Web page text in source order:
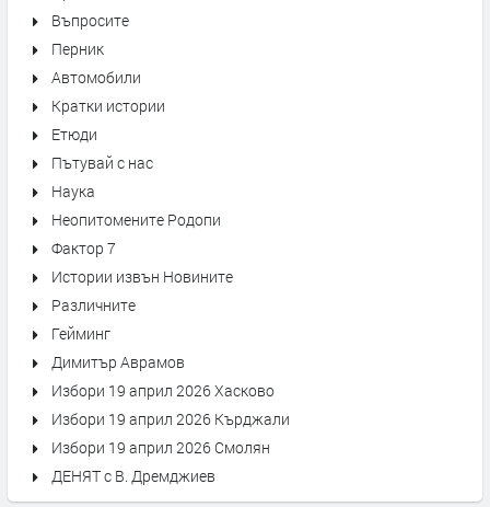
Въпросите
Перник
Автомобили
Кратки истории
Етюди
Пътувай с нас
Наука
Неопитомените Родопи
Фактор 7
Истории извън Новините
Различните
Гейминг
Димитър Аврамов
Избори 19 април 2026 Хасково
Избори 19 април 2026 Кърджали
Избори 19 април 2026 Смолян
ДЕНЯТ с В. Дремджиев